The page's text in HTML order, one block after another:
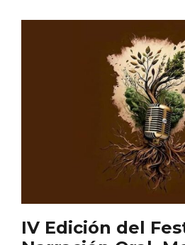
IV Edición del
Paseo nocturno por